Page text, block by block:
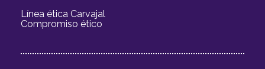
Línea ética Carvajal
Compromiso ético